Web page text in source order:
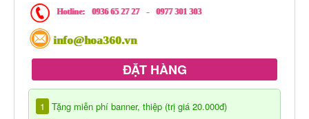
Hotline: 0936 65 27 27 - 0977 301 303
info@hoa360.vn
ĐẶT HÀNG
1
Tặng miễn phí banner, thiệp (trị giá 20.000đ)